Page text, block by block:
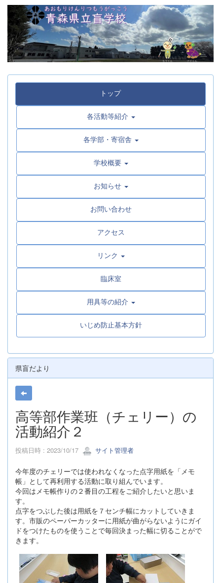
トップ
各活動等紹介
各学部・寄宿舎
学校概要
お知らせ
お問い合わせ
アクセス
リンク
臨床室
用具等の紹介
いじめ防止基本方針
県盲だより
高等部作業班（チェリー）の
活動紹介２
投稿日時 : 2023/10/17 サイト管理者
今年度のチェリーでは使われなくなった点字用紙を「メモ
帳」として再利用する活動に取り組んでいます。
今回はメモ帳作りの２番目の工程をご紹介したいと思いま
す。
点字をつぶした後は用紙を７センチ幅にカットしていきま
す。市販のペーパーカッターに用紙が曲がらないようにガイ
ドをつけたものを使うことで毎回決まった幅に切ることがで
きます。